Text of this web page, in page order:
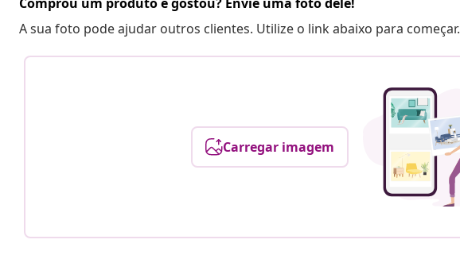
A sua foto pode ajudar outros clientes. Utilize o link abaixo para começar.
Carregar imagem